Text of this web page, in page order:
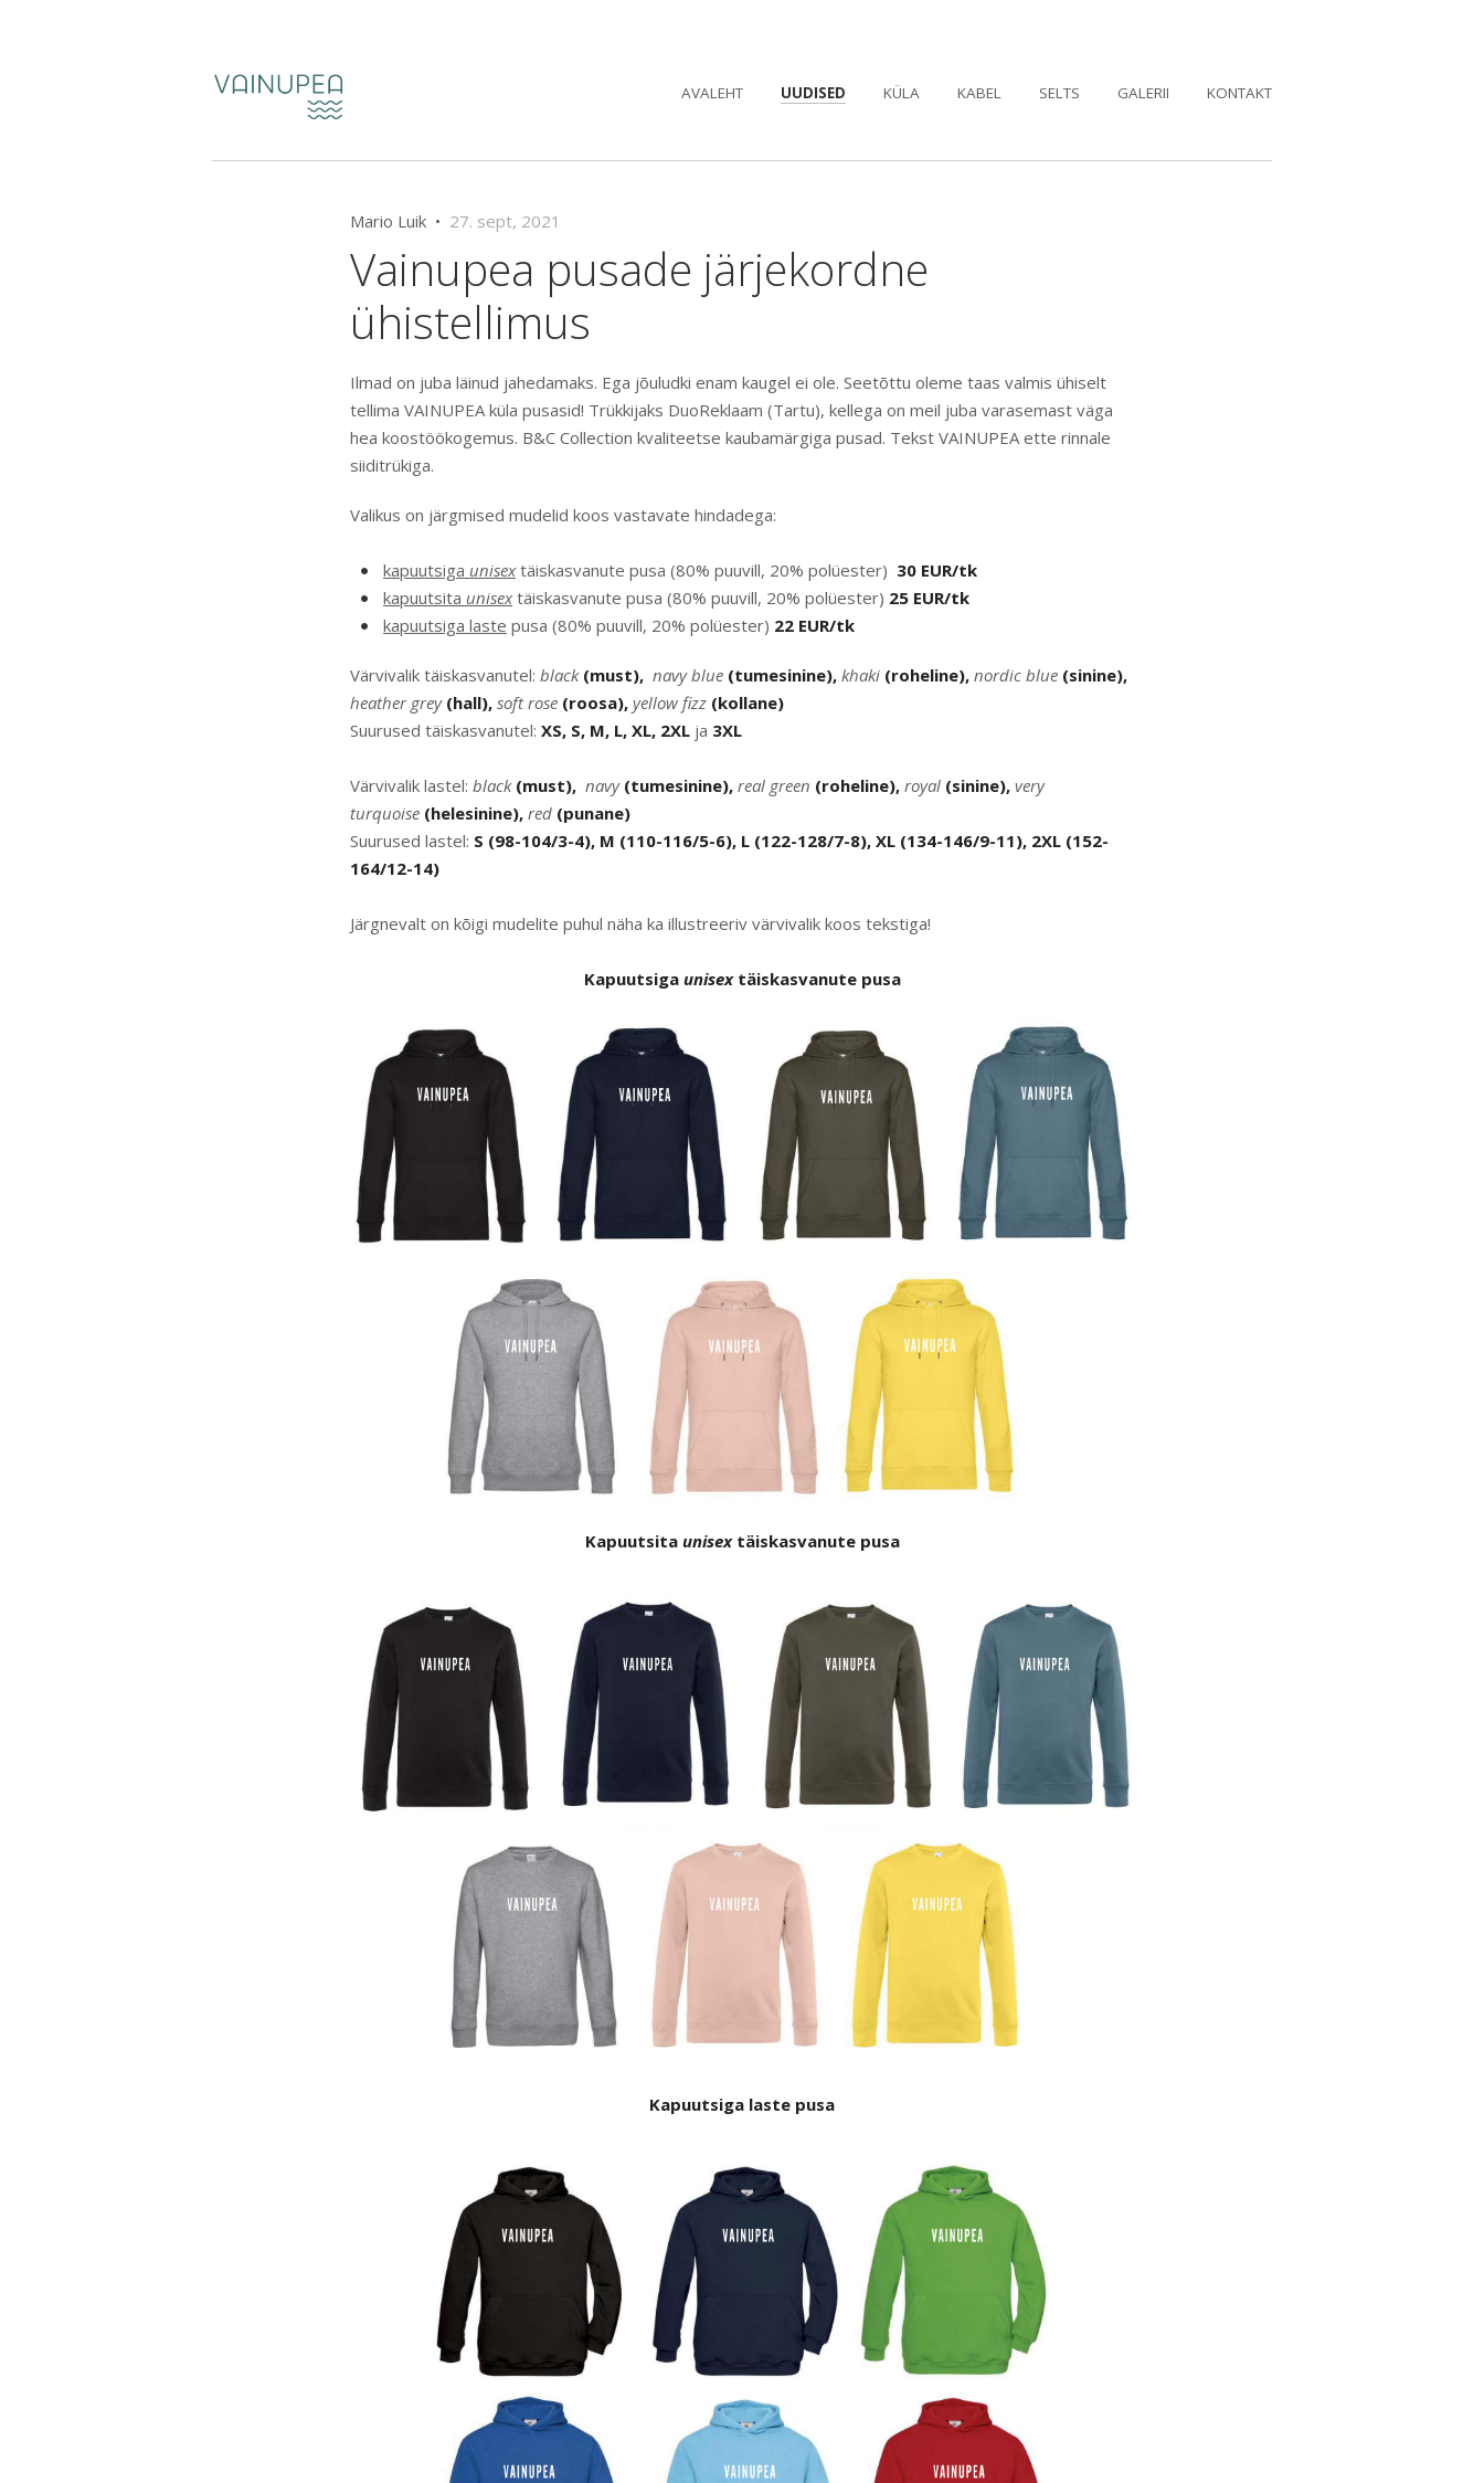
AVALEHT UUDISED KÜLA KABEL SELTS GALERII KONTAKT
Mario Luik • 27. sept, 2021
Vainupea pusade järjekordne
ühistellimus
Ilmad on juba läinud jahedamaks. Ega jõuludki enam kaugel ei ole. Seetõttu oleme taas valmis ühiselt
tellima VAINUPEA küla pusasid! Trükkijaks DuoReklaam (Tartu), kellega on meil juba varasemast väga
hea koostöökogemus. B&C Collection kvaliteetse kaubamärgiga pusad. Tekst VAINUPEA ette rinnale
siiditrükiga.
Valikus on järgmised mudelid koos vastavate hindadega:
kapuutsiga unisextäiskasvanute pusa (80% puuvill, 20% polüester) 30 EUR/tk
kapuutsita unisex täiskasvanute pusa (80% puuvill, 20% polüester) 25 EUR/tk
kapuutsiga laste pusa (80% puuvill, 20% polüester) 22 EUR/tk
Värvivalik täiskasvanutel: black(must), navy blue (tumesinine), khaki (roheline), nordic blue (sinine),
heather grey(hall), soft rose (roosa), yellow fizz (kollane)
Suurused täiskasvanutel: XS, S, M, L, XL, 2XL ja 3XL
Värvivalik lastel: black(must), navy (tumesinine), real green (roheline), royal (sinine), very
turquoise (helesinine), red (punane)
Suurused lastel: S (98-104/3-4), M (110-116/5-6), L (122-128/7-8), XL (134-146/9-11), 2XL (152-
164/12-14)
Järgnevalt on kõigi mudelite puhul näha ka illustreeriv värvivalik koos tekstiga!
Kapuutsiga unisextäiskasvanute pusa
Kapuutsita unisextäiskasvanute pusa
Kapuutsiga laste pusa